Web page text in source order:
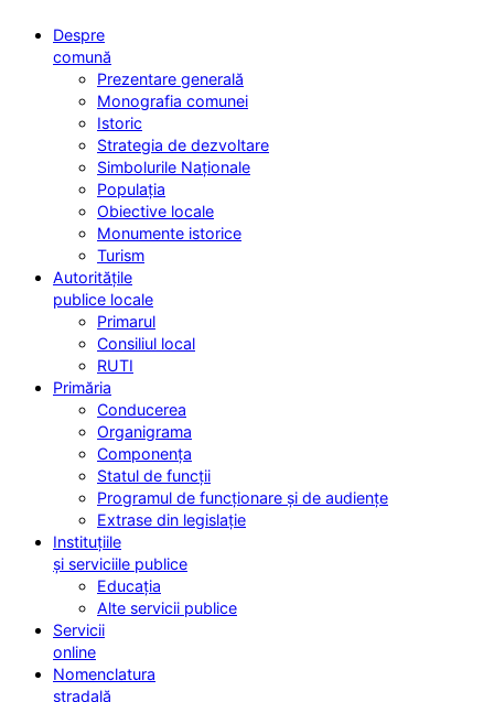
Despre
comună
Prezentare generală
Monografia comunei
Istoric
Strategia de dezvoltare
Simbolurile Naționale
Populația
Obiective locale
Monumente istorice
Turism
Autoritățile
publice locale
Primarul
Consiliul local
RUTI
Primăria
Conducerea
Organigrama
Componența
Statul de funcții
Programul de funcționare și de audiențe
Extrase din legislație
Instituțiile
și serviciile publice
Educația
Alte servicii publice
Servicii
online
Nomenclatura
stradală